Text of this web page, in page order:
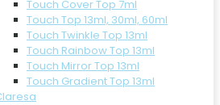
Touch Cover Top 7ml
Touch Top 13ml, 30ml, 60ml
Touch Twinkle Top 13ml
Touch Rainbow Top 13ml
Touch Mirror Top 13ml
Touch Gradient Top 13ml